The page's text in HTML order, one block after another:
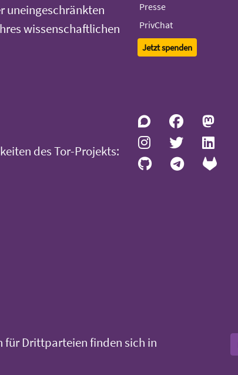
uneingeschränkten
wissenschaftlichen
Presse
PrivChat
Jetzt spenden
des Tor-Projekts:
für Drittparteien finden sich in